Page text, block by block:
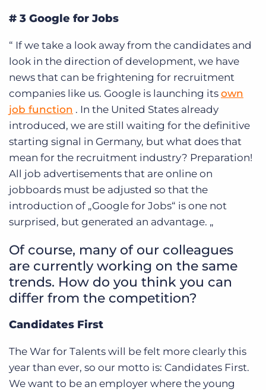
# 3 Google for Jobs
“ If we take a look away from the candidates and
look in the direction of development, we have
news that can be frightening for recruitment
companies like us. Google is launching its own
job function . In the United States already
introduced, we are still waiting for the definitive
starting signal in Germany, but what does that
mean for the recruitment industry? Preparation!
All job advertisements that are online on
jobboards must be adjusted so that the
introduction of „Google for Jobs“ is one not
surprised, but generated an advantage. „
Of course, many of our colleagues
are currently working on the same
trends. How do you think you can
differ from the competition?
Candidates First
The War for Talents will be felt more clearly this
year than ever, so our motto is: Candidates First.
We want to be an employer where the young